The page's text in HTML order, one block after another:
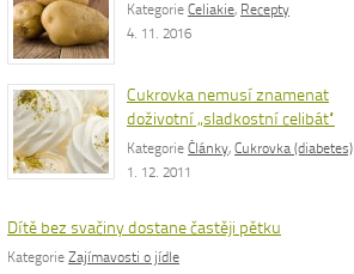
Kategorie Celiakie, Recepty
4. 11. 2016
Cukrovka nemusí znamenat
doživotní „sladkostní celibát“
Kategorie Články, Cukrovka (diabetes)
1. 12. 2011
Dítě bez svačiny dostane častěji pětku
Kategorie Zajímavosti o jídle